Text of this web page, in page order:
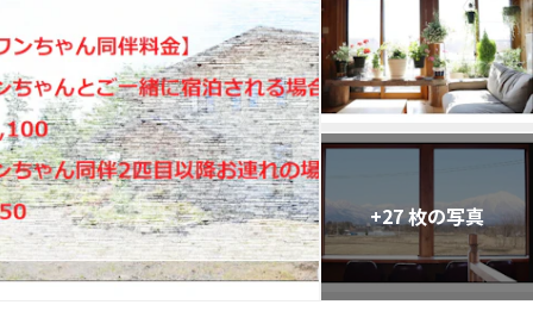
+27 枚の写真